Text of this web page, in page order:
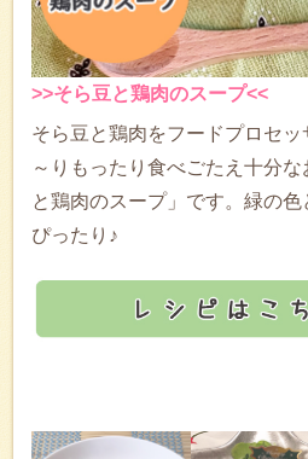
>>そら豆と鶏肉のスープ<<
そら豆と鶏肉をフードプロセ
～りもったり食べごたえ十分
と鶏肉のスープ」です。緑の
ぴったり♪